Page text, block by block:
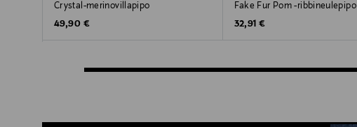
Crystal-merinovillapipo
Original Price
49,90 €
Fake Fur Pom -ribbineulepipo
Original Price
32,91 €